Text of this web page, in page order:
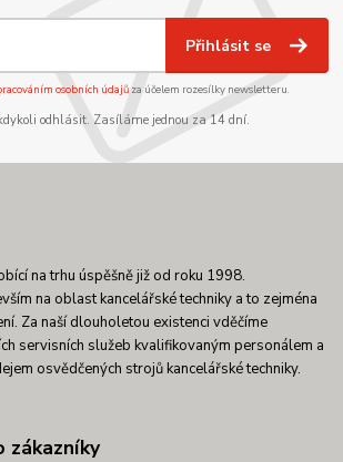
Přihlásit se
osobních údajůza účelem rozesílky newsletteru.
odhlásit. Zasíláme jednou za 14 dní.
na trhu úspěšně již od roku 1998.
na oblast kancelářské techniky a to zejména
Za naší dlouholetou existenci vděčíme
servisních služeb kvalifikovaným personálem a
osvědčených strojů kancelářské techniky.
zákazníky